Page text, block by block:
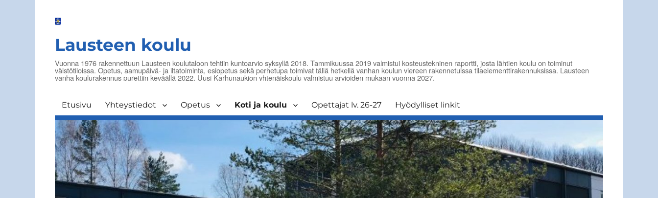
Lausteen koulu
Vuonna 1976 rakennettuun Lausteen koulutaloon tehtiin kuntoarvio syksyllä 2018. Tammikuussa 2019 valmistui kosteustekninen raportti, josta lähtien koulu on toiminut
väistötiloissa. Opetus, aamupäivä- ja iltatoiminta, esiopetus sekä perhetupa toimivat tällä hetkellä vanhan koulun viereen rakennetuissa tilaelementtirakennuksissa. Lausteen
vanha koulurakennus purettiin keväällä 2022. Uusi Karhunaukion yhtenäiskoulu valmistuu arvioiden mukaan vuonna 2027.
Etusivu Yhteystiedot Opetus Koti ja koulu Opettajat lv. 26-27 Hyödylliset linkit